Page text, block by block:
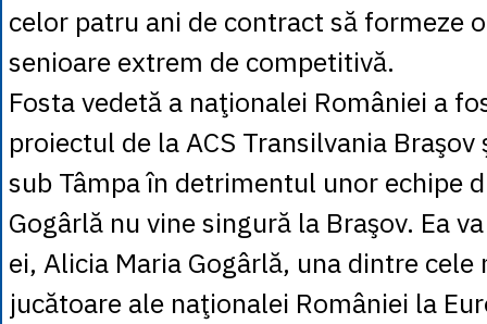
celor patru ani de contract să formeze
senioare extrem de competitivă.
Fosta vedetă a naţionalei României a
proiectul de la ACS Transilvania Braşov
sub Tâmpa în detrimentul unor echipe
Gogârlă nu vine singură la Braşov. Ea
ei, Alicia Maria Gogârlă, una dintre cele
jucătoare ale naţionalei României la